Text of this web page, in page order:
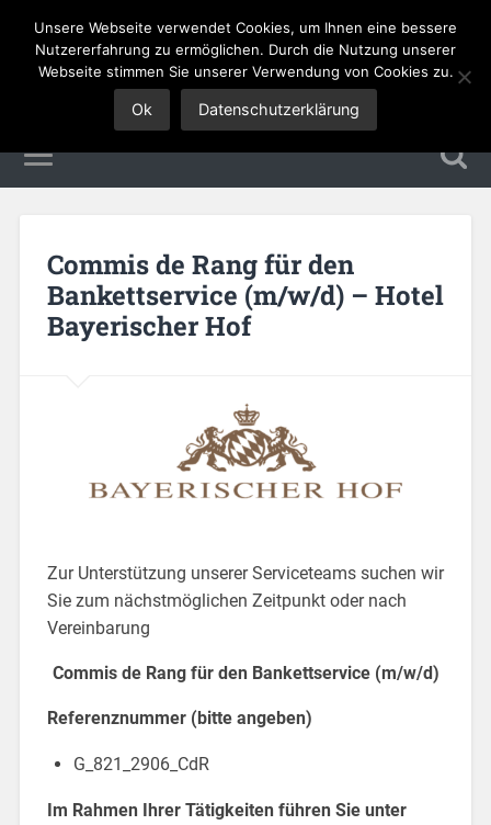
Tourismus Jobs
Commis de Rang für den
Bankettservice (m/w/d) – Hotel
Bayerischer Hof
Zur Unterstützung unserer Serviceteams suchen wir
Sie zum nächstmöglichen Zeitpunkt oder nach
Vereinbarung
Commis de Rang für den Bankettservice (m/w/d)
Referenznummer (bitte angeben)
G_821_2906_CdR
Im Rahmen Ihrer Tätigkeiten führen Sie unter
Unsere Webseite verwendet Cookies, um Ihnen eine bessere
Nutzererfahrung zu ermöglichen. Durch die Nutzung unserer
Webseite stimmen Sie unserer Verwendung von Cookies zu.
Ok Datenschutzerklärung